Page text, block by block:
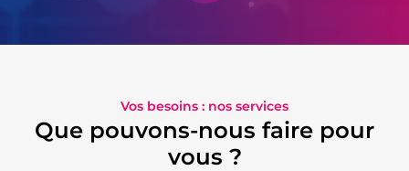
Vos besoins : nos services
Que pouvons-nous faire pour
vous ?